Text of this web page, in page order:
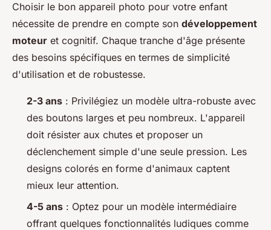
Choisir le bon appareil photo pour votre enfant
nécessite de prendre en compte son développement
moteur et cognitif. Chaque tranche d'âge présente
des besoins spécifiques en termes de simplicité
d'utilisation et de robustesse.
2-3 ans : Privilégiez un modèle ultra-robuste avec
des boutons larges et peu nombreux. L'appareil
doit résister aux chutes et proposer un
déclenchement simple d'une seule pression. Les
designs colorés en forme d'animaux captent
mieux leur attention.
4-5 ans : Optez pour un modèle intermédiaire
offrant quelques fonctionnalités ludiques comme